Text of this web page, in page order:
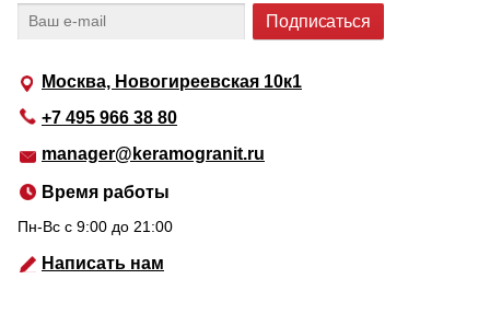
Москва, Новогиреевская 10к1
+7 495 966 38 80
manager@keramogranit.ru
Время работы
Пн-Вс c 9:00 до 21:00
Написать нам